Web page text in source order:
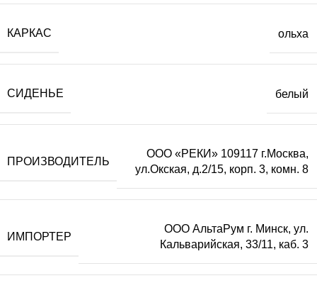
КАРКАС ольха
СИДЕНЬЕ белый
ПРОИЗВОДИТЕЛЬ
ООО «РЕКИ» 109117 г.Москва,
ул.Окская, д.2/15, корп. 3, комн. 8
ИМПОРТЕР
ООО АльтаРум г. Минск, ул.
Кальварийская, 33/11, каб. 3